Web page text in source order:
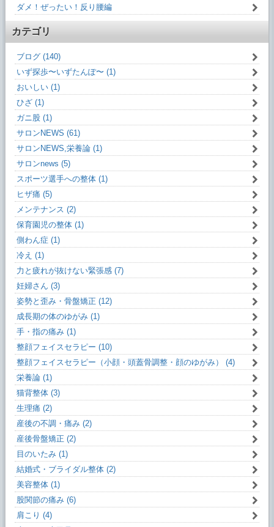
ダメ！ぜったい！反り腰編
カテゴリ
ブログ (140)
いず探歩〜いずたんぽ〜 (1)
おいしい (1)
ひざ (1)
ガニ股 (1)
サロンNEWS (61)
サロンNEWS,栄養論 (1)
サロンnews (5)
スポーツ選手への整体 (1)
ヒザ痛 (5)
メンテナンス (2)
保育園児の整体 (1)
側わん症 (1)
冷え (1)
力と疲れが抜けない緊張感 (7)
妊婦さん (3)
姿勢と歪み・骨盤矯正 (12)
成長期の体のゆがみ (1)
手・指の痛み (1)
整顔フェイスセラピー (10)
整顔フェイスセラピー（小顔・頭蓋骨調整・顔のゆがみ） (4)
栄養論 (1)
猫背整体 (3)
生理痛 (2)
産後の不調・痛み (2)
産後骨盤矯正 (2)
目のいたみ (1)
結婚式・ブライダル整体 (2)
美容整体 (1)
股関節の痛み (6)
肩こり (4)